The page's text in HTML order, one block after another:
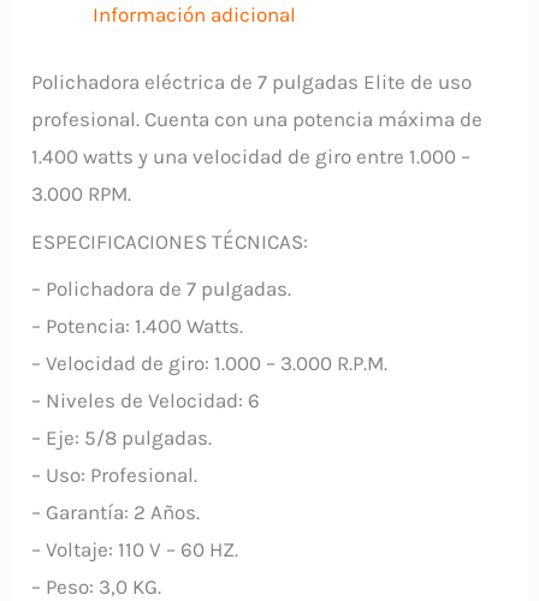
Información adicional
Polichadora eléctrica de 7 pulgadas Elite de uso
profesional. Cuenta con una potencia máxima de
1.400 watts y una velocidad de giro entre 1.000 –
3.000 RPM.
ESPECIFICACIONES TÉCNICAS:
– Polichadora de 7 pulgadas.
– Potencia: 1.400 Watts.
– Velocidad de giro: 1.000 – 3.000 R.P.M.
– Niveles de Velocidad: 6
– Eje: 5/8 pulgadas.
– Uso: Profesional.
– Garantía: 2 Años.
– Voltaje: 110 V – 60 HZ.
– Peso: 3,0 KG.